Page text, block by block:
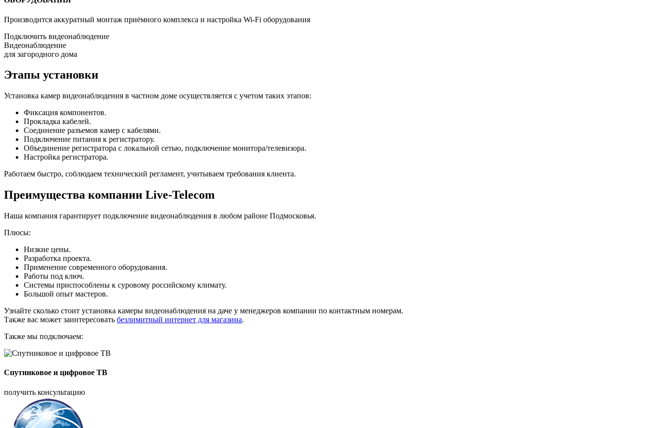
Производится аккуратный монтаж приёмного комплекса и настройка Wi-Fi оборудования
Подключить видеонаблюдение
Видеонаблюдение
для загородного дома
Этапы установки
Установка камер видеонаблюдения в частном доме осуществляется с учетом таких этапов:
Фиксация компонентов.
Прокладка кабелей.
Соединение разъемов камер с кабелями.
Подключение питания к регистратору.
Объединение регистратора с локальной сетью, подключение монитора/телевизора.
Настройка регистратора.
Работаем быстро, соблюдаем технический регламент, учитываем требования клиента.
Преимущества компании Live-Telecom
Наша компания гарантирует подключение видеонаблюдения в любом районе Подмосковья.
Плюсы:
Низкие цены.
Разработка проекта.
Применение современного оборудования.
Работы под ключ.
Системы приспособлены к суровому российскому климату.
Большой опыт мастеров.
Узнайте сколько стоит установка камеры видеонаблюдения на даче у менеджеров компании по контактным номерам.
Также вас может заинтересовать безлимитный интернет для магазина.
Также мы подключаем:
Спутниковое и цифровое ТВ
получить консультацию